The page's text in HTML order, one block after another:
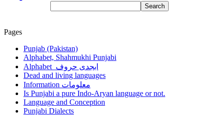
Pages
Punjab (Pakistan)
Alphabet, Shahmukhi Punjabi
Alphabet ابجدی حروف
Dead and living languages
Information معلومات
Is Punjabi a pure Indo-Aryan language or not.
Language and Conception
Punjabi Dialects